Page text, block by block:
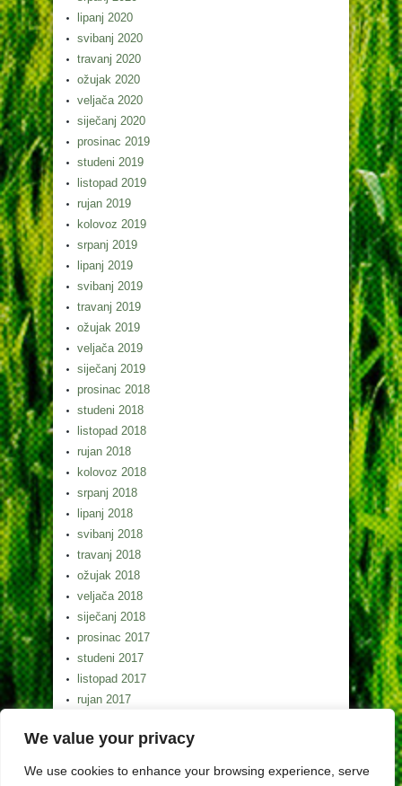
We value your privacy
We use cookies to enhance your browsing experience, serve
lipanj 2020
svibanj 2020
travanj 2020
ožujak 2020
veljača 2020
siječanj 2020
prosinac 2019
studeni 2019
listopad 2019
rujan 2019
kolovoz 2019
srpanj 2019
lipanj 2019
svibanj 2019
travanj 2019
ožujak 2019
veljača 2019
siječanj 2019
prosinac 2018
studeni 2018
listopad 2018
rujan 2018
kolovoz 2018
srpanj 2018
lipanj 2018
svibanj 2018
travanj 2018
ožujak 2018
veljača 2018
siječanj 2018
prosinac 2017
studeni 2017
listopad 2017
rujan 2017
srpanj 2017